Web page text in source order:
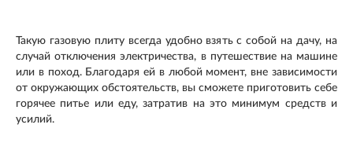
Такую газовую плиту всегда удобно взять с собой на дачу, на
случай отключения электричества, в путешествие на машине
или в поход. Благодаря ей в любой момент, вне зависимости
от окружающих обстоятельств, вы сможете приготовить себе
горячее питье или еду, затратив на это минимум средств и
усилий.